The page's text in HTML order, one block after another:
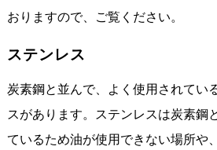
おりますので、ご覧ください。
ステンレス
炭素鋼と並んで、よく使用されてい
スがあります。ステンレスは炭素鋼
ているため油が使用できない場所や